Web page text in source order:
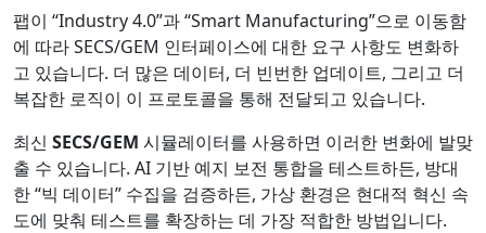
팹이 “Industry 4.0”과 “Smart Manufacturing”으로 이동함
에 따라 SECS/GEM 인터페이스에 대한 요구 사항도 변화하
고 있습니다. 더 많은 데이터, 더 빈번한 업데이트, 그리고 더
복잡한 로직이 이 프로토콜을 통해 전달되고 있습니다.
최신 SECS/GEM 시뮬레이터를 사용하면 이러한 변화에 발맞
출 수 있습니다. AI 기반 예지 보전 통합을 테스트하든, 방대
한 “빅 데이터” 수집을 검증하든, 가상 환경은 현대적 혁신 속
도에 맞춰 테스트를 확장하는 데 가장 적합한 방법입니다.